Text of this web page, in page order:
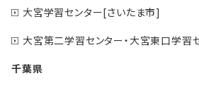
大宮学習センター[さいたま市]
大宮第二学習センター・大宮東口学習
千葉県